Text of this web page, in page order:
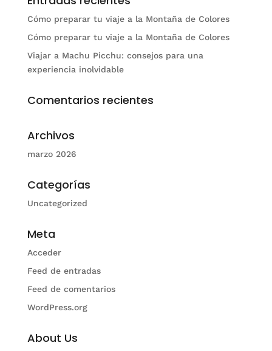
Cómo preparar tu viaje a la Montaña de Colores
Cómo preparar tu viaje a la Montaña de Colores
Viajar a Machu Picchu: consejos para una
experiencia inolvidable
Comentarios recientes
Archivos
marzo 2026
Categorías
Uncategorized
Meta
Acceder
Feed de entradas
Feed de comentarios
WordPress.org
About Us